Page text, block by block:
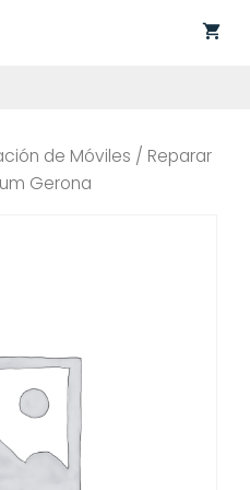
de Móviles / Reparar
Gerona